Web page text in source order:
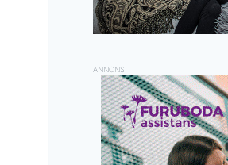
ANNONS